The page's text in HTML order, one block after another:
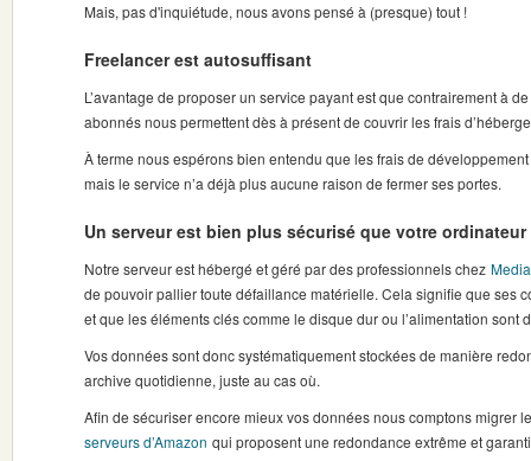
Mais, pas d'inquiétude, nous avons pensé à (presque) tout !
Freelancer est autosuffisant
L’avantage de proposer un service payant est que contrairement à
abonnés nous permettent dès à présent de couvrir les frais
À terme nous espérons bien entendu que les frais de
mais le service n’a déjà plus aucune raison de fermer ses portes.
Un serveur est bien plus sécurisé que votre ordinateur
Notre serveur est hébergé et géré par des professionnels chez
de pouvoir pallier toute défaillance matérielle. Cela signifie que ses
et que les éléments clés comme le disque dur ou l’alimentation sont
Vos données sont donc systématiquement stockées de manière
archive quotidienne, juste au cas où.
Afin de sécuriser encore mieux vos données nous comptons migrer
serveurs d’Amazon qui proposent une redondance extrême et